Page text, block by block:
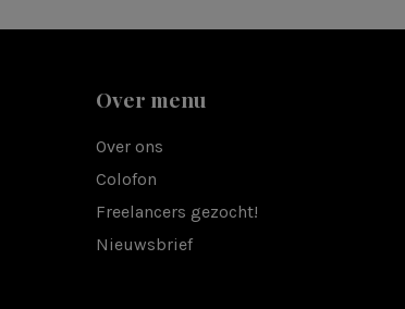
Over menu
Over ons
Colofon
Freelancers gezocht!
Nieuwsbrief